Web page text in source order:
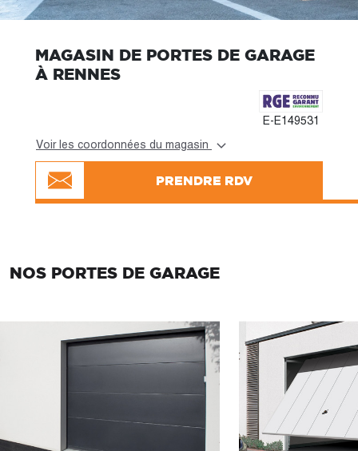
MAGASIN DE PORTES DE GARAGE
À RENNES
E-E149531
Voir les coordonnées du magasin
PRENDRE RDV
NOS PORTES DE GARAGE